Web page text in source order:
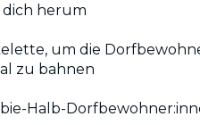
herum
um die
zu bahnen
Halb-